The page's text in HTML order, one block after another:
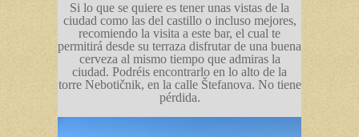
Si lo que se quiere es tener unas vistas de la
ciudad como las del castillo o incluso mejores,
recomiendo la visita a este bar, el cual te
permitirá desde su terraza disfrutar de una buena
cerveza al mismo tiempo que admiras la
ciudad. Podréis encontrarlo en lo alto de la
torre Nebotičnik, en la calle Štefanova. No tiene
pérdida.